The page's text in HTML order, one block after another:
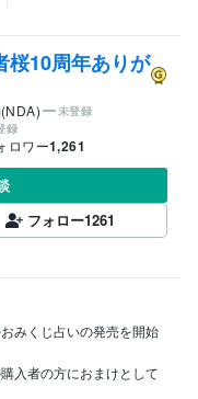
桜10周年ありが
未登録
録
ロワー1,261
フォロー1261
みくじ占いの発売を開始
入者の方におまけとして